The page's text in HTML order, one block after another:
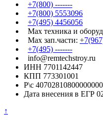
+7(800) -------
+7(800) 5553096
+7(495) 4456056
Max техника и
Max зап.части:
+7(495) -------
info@remtechstroy.ru
ИНН 7701142447
КПП 773301001
Р\с
Дата внесения в ЕГР
↑